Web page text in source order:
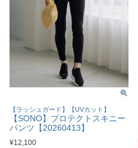
【ラッシュガード】【UVカット】
【SONO】プロテクトスキニー
パンツ【20260413】
¥12,100